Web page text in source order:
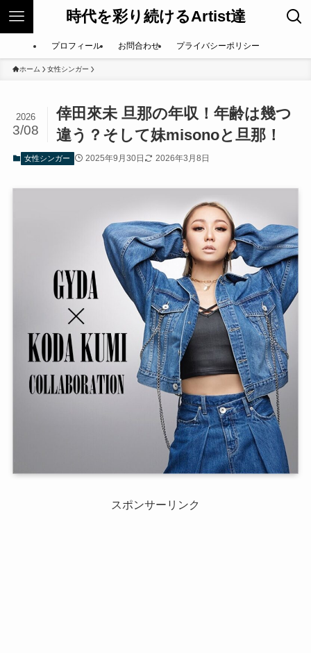
時代を彩り続けるArtist達
プロフィール お問合わせ プライバシーポリシー
ホーム 女性シンガー
倖田來未 旦那の年収！年齢は幾つ
違う？そして妹misonoと旦那！
2026
3/08
女性シンガー 2025年9月30日 2026年3月8日
スポンサーリンク